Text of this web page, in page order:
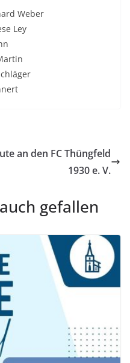
Weber
Ley
an den FC Thüngfeld
1930 e. V.
gefallen